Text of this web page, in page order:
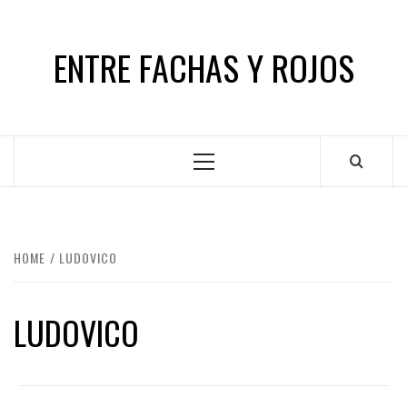
ENTRE FACHAS Y ROJOS
Primary
HOME LUDOVICO
LUDOVICO